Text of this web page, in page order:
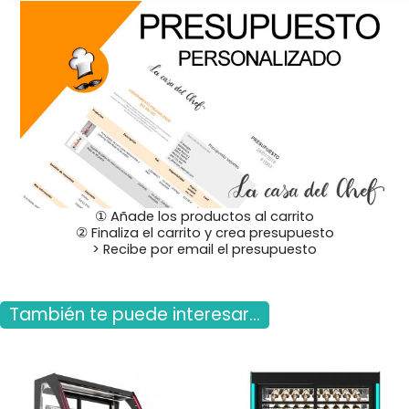
① Añade los productos al carrito
② Finaliza el carrito y crea presupuesto
> Recibe por email el presupuesto
También te puede interesar...